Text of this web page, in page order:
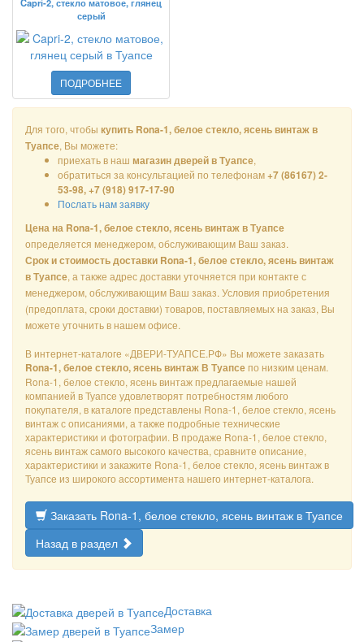
серый
ПОДРОБНЕЕ
Для того, чтобы купить Rona-1, белое стекло, ясень винтаж в
Туапсе, Вы можете:
приехать в наш магазин дверей в Туапсе,
обратиться за консультацией по телефонам+7 (86167) 2-
53-98, +7 (918) 917-17-90
Послать нам заявку
Цена на Rona-1, белое стекло, ясень винтаж в Туапсе
определяется менеджером, обслуживающим Ваш заказ.
Срок и стоимость доставки Rona-1, белое стекло, ясень винтаж
в Туапсе, а также адрес доставки уточняется при контакте с
менеджером, обслуживающим Ваш заказ. Условия приобретения
(предоплата, сроки доставки) товаров, поставляемых на заказ, Вы
можете уточнить в нашем офисе.
В интернет-каталоге «ДВЕРИ-ТУАПСЕ.РФ» Вы можете заказать
Rona-1, белое стекло, ясень винтаж В Туапсепо низким ценам.
Rona-1, белое стекло, ясень винтаж предлагаемые нашей
компанией в Туапсе удовлетворят потребностям любого
покупателя, в каталоге представлены Rona-1, белое стекло, ясень
винтаж с описаниями, а также подробные технические
характеристики и фотографии. В продаже Rona-1, белое стекло,
ясень винтаж самого высокого качества, сравните описание,
характеристики и закажите Rona-1, белое стекло, ясень винтаж в
Туапсе из широкого ассортимента нашего интернет-каталога.
Заказать Rona-1, белое стекло, ясень винтаж в Туапсе
Назад в раздел
Доставка
Замер